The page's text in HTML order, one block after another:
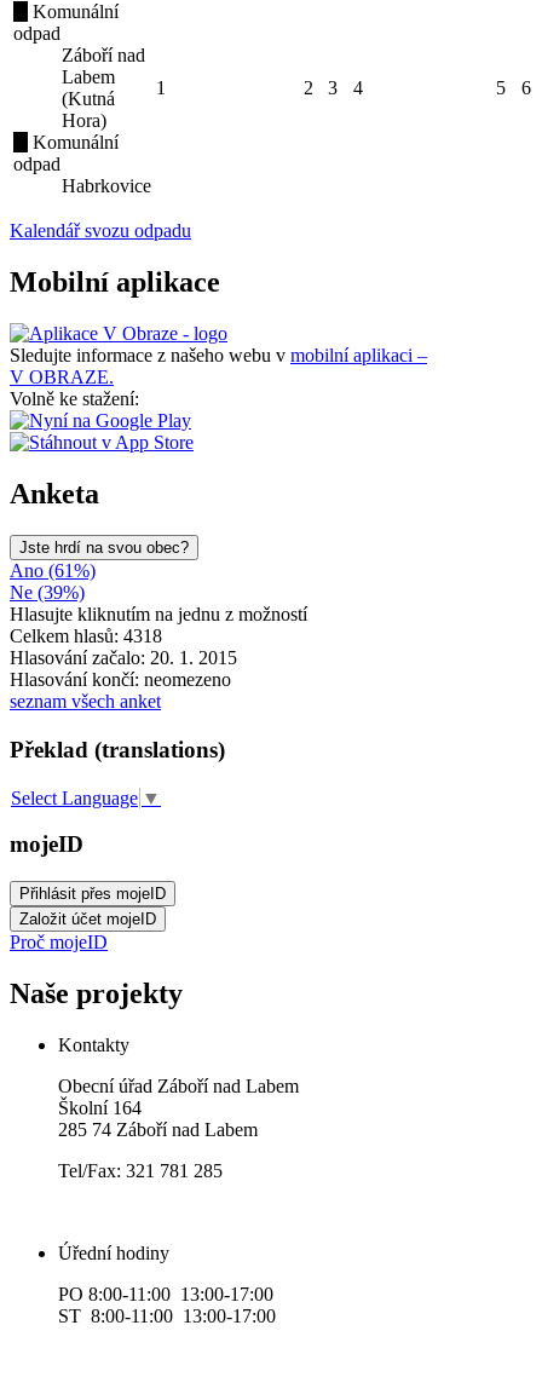
Komunální
odpad
Záboří nad
Labem
(Kutná
Hora)
Komunální
odpad
Habrkovice
1 2 3 4 5 6
Kalendář svozu odpadu
Mobilní aplikace
Sledujte informace z našeho webu v mobilní aplikaci –
V OBRAZE.
Volně ke stažení:
Anketa
Jste hrdí na svou obec?
Ano (61%)
Ne (39%)
Hlasujte kliknutím na jednu z možností
Celkem hlasů: 4318
Hlasování začalo: 20. 1. 2015
Hlasování končí: neomezeno
seznam všech anket
Překlad (translations)
Select Language ▼
mojeID
Proč mojeID
Naše projekty
Kontakty
Obecní úřad Záboří nad Labem
Školní 164
285 74 Záboří nad Labem
Tel/Fax: 321 781 285
Úřední hodiny
PO 8:00-11:00 13:00-17:00
ST 8:00-11:00 13:00-17:00